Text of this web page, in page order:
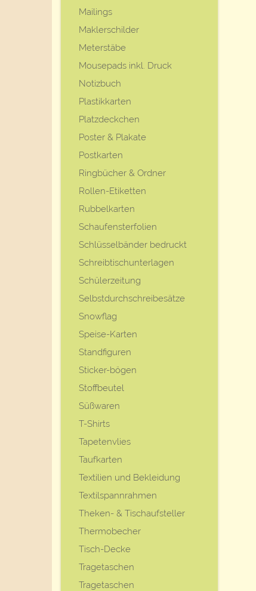
Mailings
Maklerschilder
Meterstäbe
Mousepads inkl. Druck
Notizbuch
Plastikkarten
Platzdeckchen
Poster & Plakate
Postkarten
Ringbücher & Ordner
Rollen-Etiketten
Rubbelkarten
Schaufensterfolien
Schlüsselbänder bedruckt
Schreibtischunterlagen
Schülerzeitung
Selbstdurchschreibesätze
Snowflag
Speise-Karten
Standfiguren
Sticker-bögen
Stoffbeutel
Süßwaren
T-Shirts
Tapetenvlies
Taufkarten
Textilien und Bekleidung
Textilspannrahmen
Theken- & Tischaufsteller
Thermobecher
Tisch-Decke
Tragetaschen
Tragetaschen